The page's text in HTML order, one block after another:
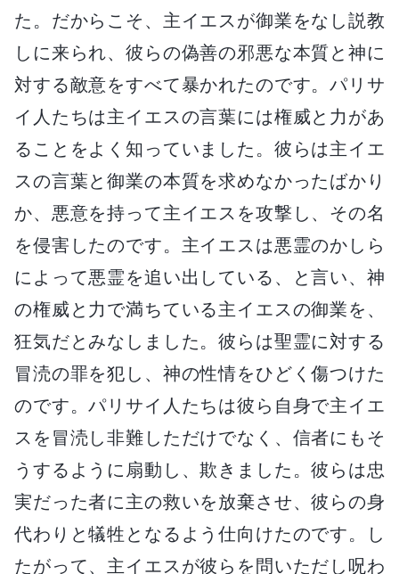
た。だからこそ、主イエスが御業をなし説教
しに来られ、彼らの偽善の邪悪な本質と神に
対する敵意をすべて暴かれたのです。パリサ
イ人たちは主イエスの言葉には権威と力があ
ることをよく知っていました。彼らは主イエ
スの言葉と御業の本質を求めなかったばかり
か、悪意を持って主イエスを攻撃し、その名
を侵害したのです。主イエスは悪霊のかしら
によって悪霊を追い出している、と言い、神
の権威と力で満ちている主イエスの御業を、
狂気だとみなしました。彼らは聖霊に対する
冒涜の罪を犯し、神の性情をひどく傷つけた
のです。パリサイ人たちは彼ら自身で主イエ
スを冒涜し非難しただけでなく、信者にもそ
うするように扇動し、欺きました。彼らは忠
実だった者に主の救いを放棄させ、彼らの身
代わりと犠牲となるよう仕向けたのです。し
たがって、主イエスが彼らを問いただし呪わ